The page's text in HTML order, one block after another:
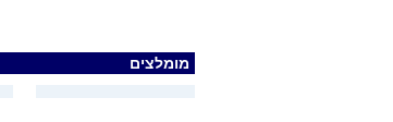
מומלצים